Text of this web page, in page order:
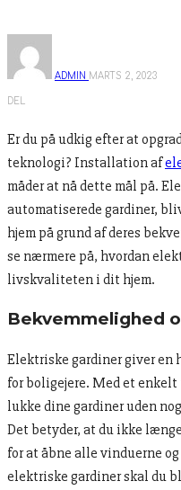
ADMIN MARTS 2, 2023
DEL
Er du på udkig efter at
teknologi? Installation af
måder at nå dette mål på.
automatiserede gardiner,
hjem på grund af deres
se nærmere på, hvordan
livskvaliteten i dit hjem.
Bekvemmelighed
Elektriske gardiner giver en
for boligejere. Med et
lukke dine gardiner uden
Det betyder, at du ikke
for at åbne alle vinduerne
elektriske gardiner skal du